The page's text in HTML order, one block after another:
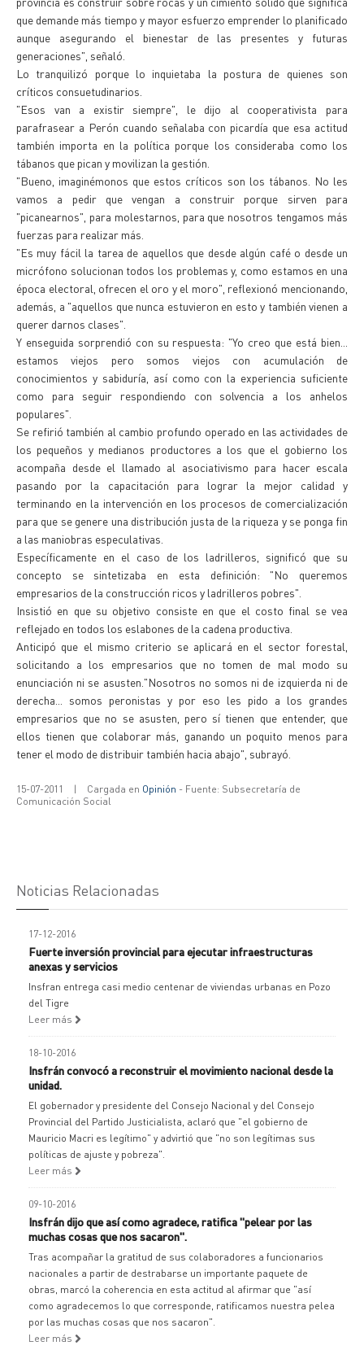
que demande más tiempo y mayor esfuerzo emprender lo planificado
aunque asegurando el bienestar de las presentes y futuras
generaciones", señaló.
Lo tranquilizó porque lo inquietaba la postura de quienes son
críticos consuetudinarios.
"Esos van a existir siempre", le dijo al cooperativista para
parafrasear a Perón cuando señalaba con picardía que esa actitud
también importa en la política porque los consideraba como los
tábanos que pican y movilizan la gestión.
"Bueno, imaginémonos que estos críticos son los tábanos. No les
vamos a pedir que vengan a construir porque sirven para
"picanearnos", para molestarnos, para que nosotros tengamos más
fuerzas para realizar más.
"Es muy fácil la tarea de aquellos que desde algún café o desde un
micrófono solucionan todos los problemas y, como estamos en una
época electoral, ofrecen el oro y el moro", reflexionó mencionando,
además, a "aquellos que nunca estuvieron en esto y también vienen a
querer darnos clases".
Y enseguida sorprendió con su respuesta: "Yo creo que está bien...
estamos viejos pero somos viejos con acumulación de
conocimientos y sabiduría, así como con la experiencia suficiente
como para seguir respondiendo con solvencia a los anhelos
populares".
Se refirió también al cambio profundo operado en las actividades de
los pequeños y medianos productores a los que el gobierno los
acompaña desde el llamado al asociativismo para hacer escala
pasando por la capacitación para lograr la mejor calidad y
terminando en la intervención en los procesos de comercialización
para que se genere una distribución justa de la riqueza y se ponga fin
a las maniobras especulativas.
Específicamente en el caso de los ladrilleros, significó que su
concepto se sintetizaba en esta definición: "No queremos
empresarios de la construcción ricos y ladrilleros pobres".
Insistió en que su objetivo consiste en que el costo final se vea
reflejado en todos los eslabones de la cadena productiva.
Anticipó que el mismo criterio se aplicará en el sector forestal,
solicitando a los empresarios que no tomen de mal modo su
enunciación ni se asusten."Nosotros no somos ni de izquierda ni de
derecha... somos peronistas y por eso les pido a los grandes
empresarios que no se asusten, pero sí tienen que entender, que
ellos tienen que colaborar más, ganando un poquito menos para
tener el modo de distribuir también hacia abajo", subrayó.
15-07-2011 | Cargada en Opinión - Fuente: Subsecretaría de
Comunicación Social
Noticias Relacionadas
17-12-2016
Fuerte inversión provincial para ejecutar infraestructuras
anexas y servicios
Insfran entrega casi medio centenar de viviendas urbanas en Pozo
del Tigre
Leer más
18-10-2016
Insfrán convocó a reconstruir el movimiento nacional desde la
unidad.
El gobernador y presidente del Consejo Nacional y del Consejo
Provincial del Partido Justicialista, aclaró que "el gobierno de
Mauricio Macri es legítimo" y advirtió que "no son legítimas sus
políticas de ajuste y pobreza".
Leer más
09-10-2016
Insfrán dijo que así como agradece, ratifica "pelear por las
muchas cosas que nos sacaron".
Tras acompañar la gratitud de sus colaboradores a funcionarios
nacionales a partir de destrabarse un importante paquete de
obras, marcó la coherencia en esta actitud al afirmar que "así
como agradecemos lo que corresponde, ratificamos nuestra pelea
por las muchas cosas que nos sacaron".
Leer más